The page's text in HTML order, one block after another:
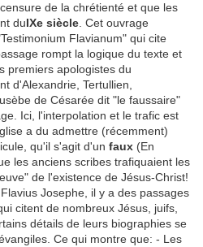
de la chrétienté et que les
duIXe siècle . Cet ouvrage
Flavianum" qui cite
rompt la logique du texte et
premiers apologistes du
d'Alexandrie, Tertullien,
de Césarée dit "le faussaire"
Ici, l'interpolation et le trafic est
a du admettre (récemment)
qu'il s'agit d'un faux (En
les anciens scribes trafiquaient les
de l'existence de Jésus-Christ!
Josephe, il y a des passages
citent de nombreux Jésus, juifs,
détails de leurs biographies se
Ce qui montre que: - Les